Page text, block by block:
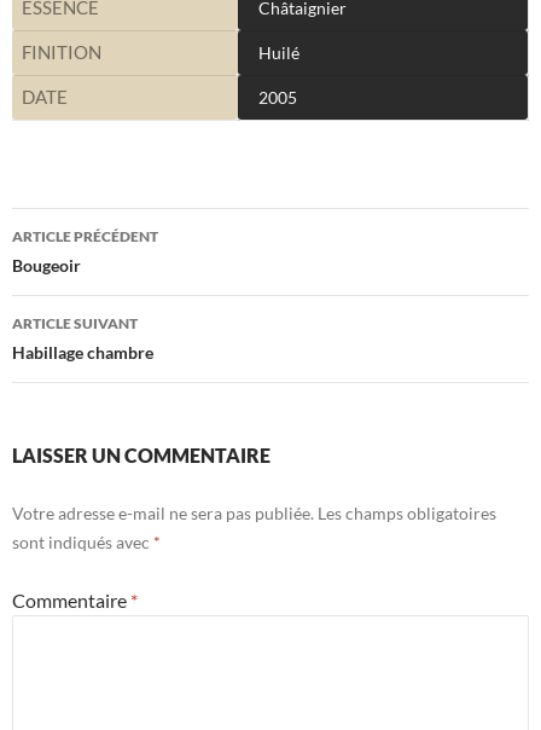
ESSENCE Châtaignier
FINITION Huilé
DATE 2005
Navigation
des
articles
ARTICLE PRÉCÉDENT
Bougeoir
ARTICLE SUIVANT
Habillage chambre
LAISSER UN COMMENTAIRE
Votre adresse e-mail ne sera pas publiée. Les champs obligatoires
sont indiqués avec *
Commentaire *